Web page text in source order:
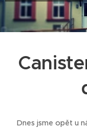
🐶 Dnes jsme opět u